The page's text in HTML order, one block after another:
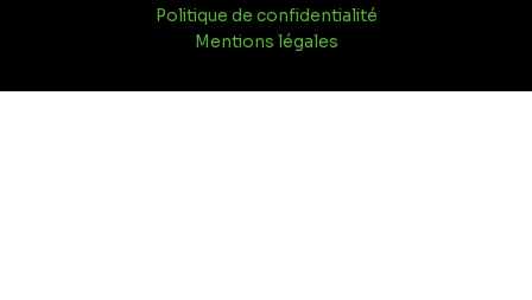
Politique de confidentialité
Mentions légales